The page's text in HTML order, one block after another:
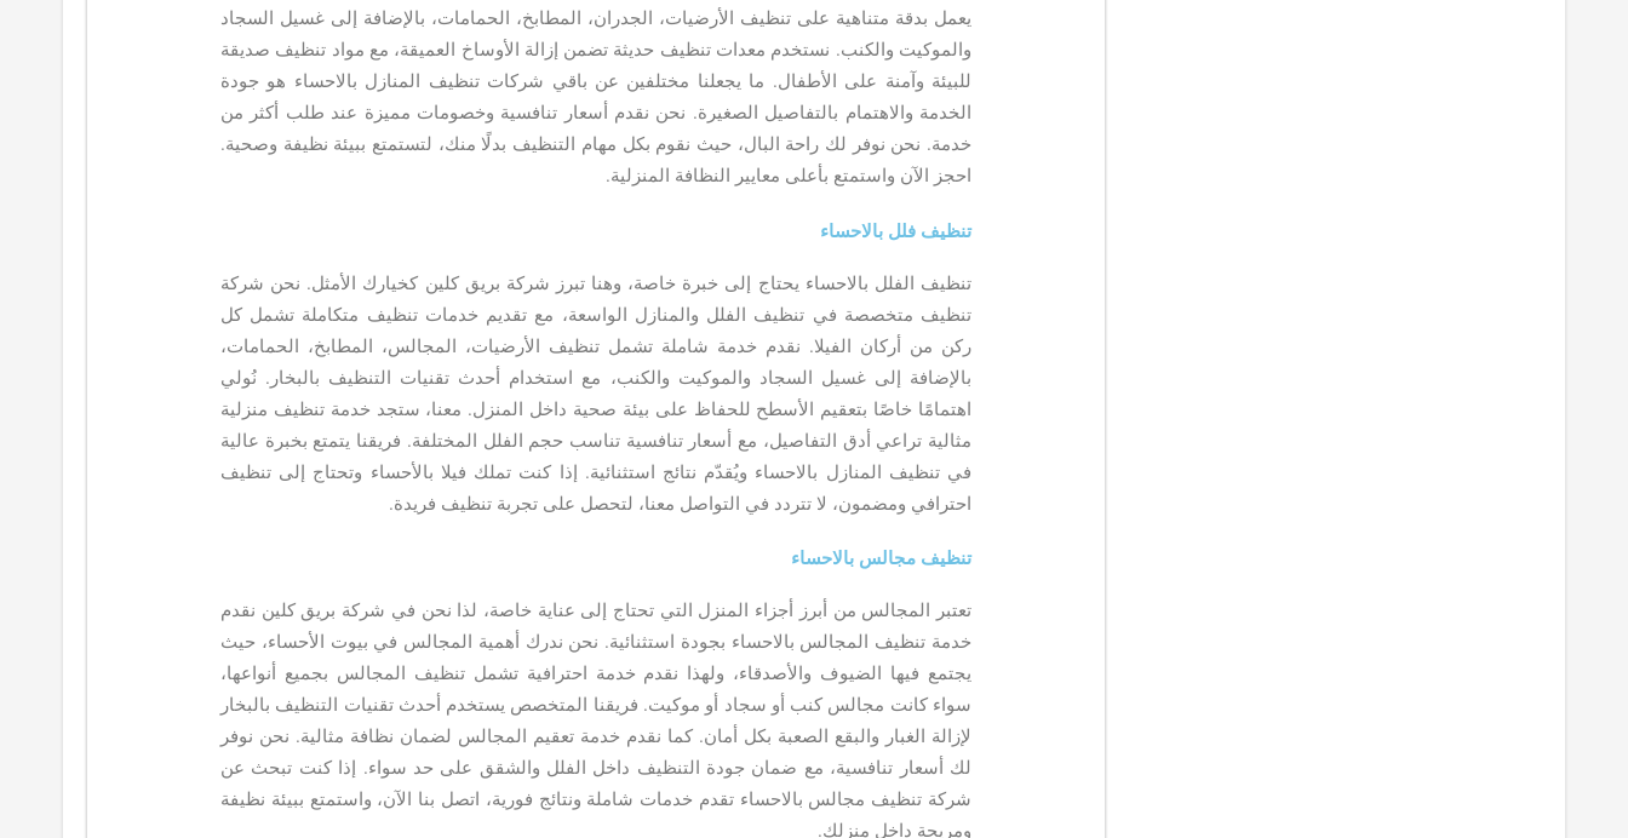
يعمل بدقة متناهية على تنظيف الأرضيات، الجدران، المطابخ، الحمامات، بالإضافة إلى غسيل السجاد
والموكيت والكنب. نستخدم معدات تنظيف حديثة تضمن إزالة الأوساخ العميقة، مع مواد تنظيف صديقة
للبيئة وآمنة على الأطفال. ما يجعلنا مختلفين عن باقي شركات تنظيف المنازل بالاحساء هو جودة
الخدمة والاهتمام بالتفاصيل الصغيرة. نحن نقدم أسعار تنافسية وخصومات مميزة عند طلب أكثر من
خدمة. نحن نوفر لك راحة البال، حيث نقوم بكل مهام التنظيف بدلًا منك، لتستمتع ببيئة نظيفة وصحية.
احجز الآن واستمتع بأعلى معايير النظافة المنزلية.
تنظيف فلل بالاحساء
تنظيف الفلل بالاحساء يحتاج إلى خبرة خاصة، وهنا تبرز شركة بريق كلين كخيارك الأمثل. نحن شركة
تنظيف متخصصة في تنظيف الفلل والمنازل الواسعة، مع تقديم خدمات تنظيف متكاملة تشمل كل
ركن من أركان الفيلا. نقدم خدمة شاملة تشمل تنظيف الأرضيات، المجالس، المطابخ، الحمامات،
بالإضافة إلى غسيل السجاد والموكيت والكنب، مع استخدام أحدث تقنيات التنظيف بالبخار. نُولي
اهتمامًا خاصًا بتعقيم الأسطح للحفاظ على بيئة صحية داخل المنزل. معنا، ستجد خدمة تنظيف منزلية
مثالية تراعي أدق التفاصيل، مع أسعار تنافسية تناسب حجم الفلل المختلفة. فريقنا يتمتع بخبرة عالية
في تنظيف المنازل بالاحساء ويُقدّم نتائج استثنائية. إذا كنت تملك فيلا بالأحساء وتحتاج إلى تنظيف
احترافي ومضمون، لا تتردد في التواصل معنا، لتحصل على تجربة تنظيف فريدة.
تنظيف مجالس بالاحساء
تعتبر المجالس من أبرز أجزاء المنزل التي تحتاج إلى عناية خاصة، لذا نحن في شركة بريق كلين نقدم
خدمة تنظيف المجالس بالاحساء بجودة استثنائية. نحن ندرك أهمية المجالس في بيوت الأحساء، حيث
يجتمع فيها الضيوف والأصدقاء، ولهذا نقدم خدمة احترافية تشمل تنظيف المجالس بجميع أنواعها،
سواء كانت مجالس كنب أو سجاد أو موكيت. فريقنا المتخصص يستخدم أحدث تقنيات التنظيف بالبخار
لإزالة الغبار والبقع الصعبة بكل أمان. كما نقدم خدمة تعقيم المجالس لضمان نظافة مثالية. نحن نوفر
لك أسعار تنافسية، مع ضمان جودة التنظيف داخل الفلل والشقق على حد سواء. إذا كنت تبحث عن
شركة تنظيف مجالس بالاحساء تقدم خدمات شاملة ونتائج فورية، اتصل بنا الآن، واستمتع ببيئة نظيفة
ومريحة داخل منزلك.